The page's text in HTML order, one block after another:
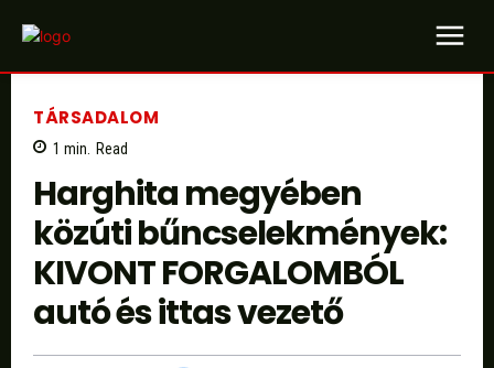
TÁRSADALOM
1 min. Read
Harghita megyében
közúti bűncselekmények:
KIVONT FORGALOMBÓL
autó és ittas vezető